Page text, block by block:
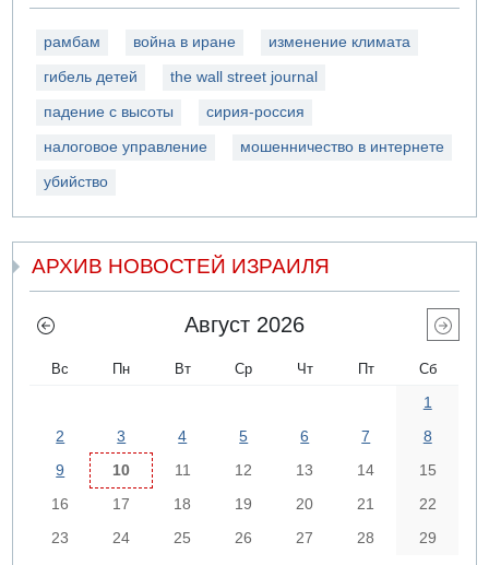
рамбам война в иране изменение климата
гибель детей the wall street journal
падение с высоты сирия-россия
налоговое управление мошенничество в интернете
убийство
АРХИВ НОВОСТЕЙ ИЗРАИЛЯ
Август 2026
Вс Пн Вт Ср Чт Пт Сб
1
2
3 4 5 6 7
8
9
10 11 12 13 14
15
16
17 18 19 20 21
22
23
24 25 26 27 28
29